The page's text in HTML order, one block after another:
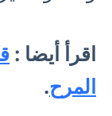
اقرأ أيضا :
المرح.